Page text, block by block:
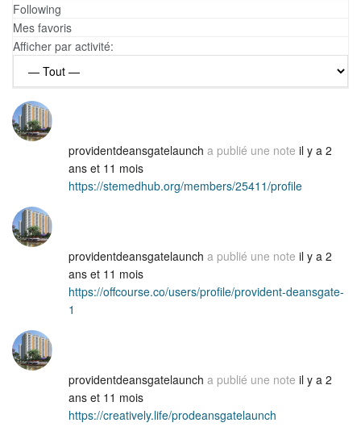
Following
Mes favoris
Afficher par activité:
providentdeansgatelaunch a publié une note il y a 2
ans et 11 mois
https://stemedhub.org/members/25411/profile
providentdeansgatelaunch a publié une note il y a 2
ans et 11 mois
https://offcourse.co/users/profile/provident-deansgate-
1
providentdeansgatelaunch a publié une note il y a 2
ans et 11 mois
https://creatively.life/prodeansgatelaunch